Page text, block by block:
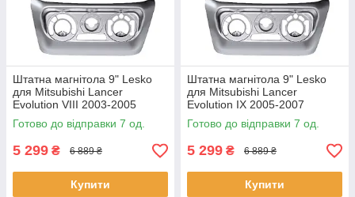
Штатна магнітола 9" Lesko
для Mitsubishi Lancer
Evolution VIII 2003-2005
1/16Gb/ Wi-Fi Optima Міцубісі
7 шт.
Готово до відправки 7 од.
5 299 ₴ 6 889 ₴
Купити
Штатна магнітола 9" Lesko
для Mitsubishi Lancer
Evolution IX 2005-2007
1/16Gb/ Wi-Fi Optima Міцубісі
7 шт.
Готово до відправки 7 од.
5 299 ₴ 6 889 ₴
Купити